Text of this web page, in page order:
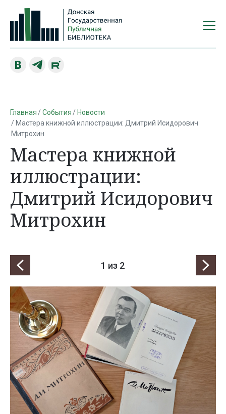
Главная События
Новости
Мастера книжной иллюстрации: Дмитрий Исидорович
Митрохин
Мастера книжной
иллюстрации:
Дмитрий Исидорович
Митрохин
1 из 2